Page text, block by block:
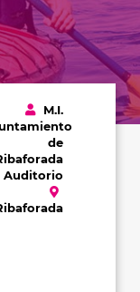
M.I.
de
Auditorio